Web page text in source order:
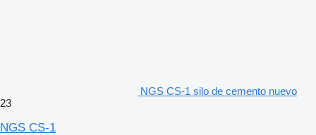
NGS CS-1 silo de cemento nuevo
23
NGS CS-1